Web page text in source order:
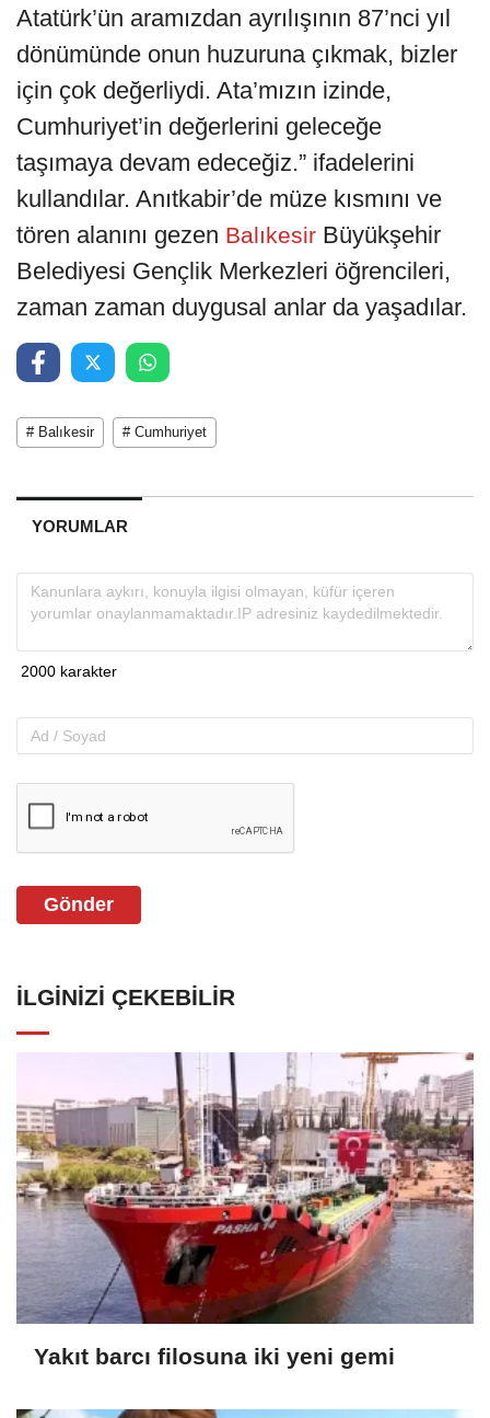
Atatürk’ün aramızdan ayrılışının 87’nci yıl
dönümünde onun huzuruna çıkmak, bizler
için çok değerliydi. Ata’mızın izinde,
Cumhuriyet’in değerlerini geleceğe
taşımaya devam edeceğiz.” ifadelerini
kullandılar. Anıtkabir’de müze kısmını ve
tören alanını gezen Balıkesir Büyükşehir
Belediyesi Gençlik Merkezleri öğrencileri,
zaman zaman duygusal anlar da yaşadılar.
# Balıkesir # Cumhuriyet
YORUMLAR
Gönder
İLGINIZI ÇEKEBILIR
Yakıt barcı filosuna iki yeni gemi